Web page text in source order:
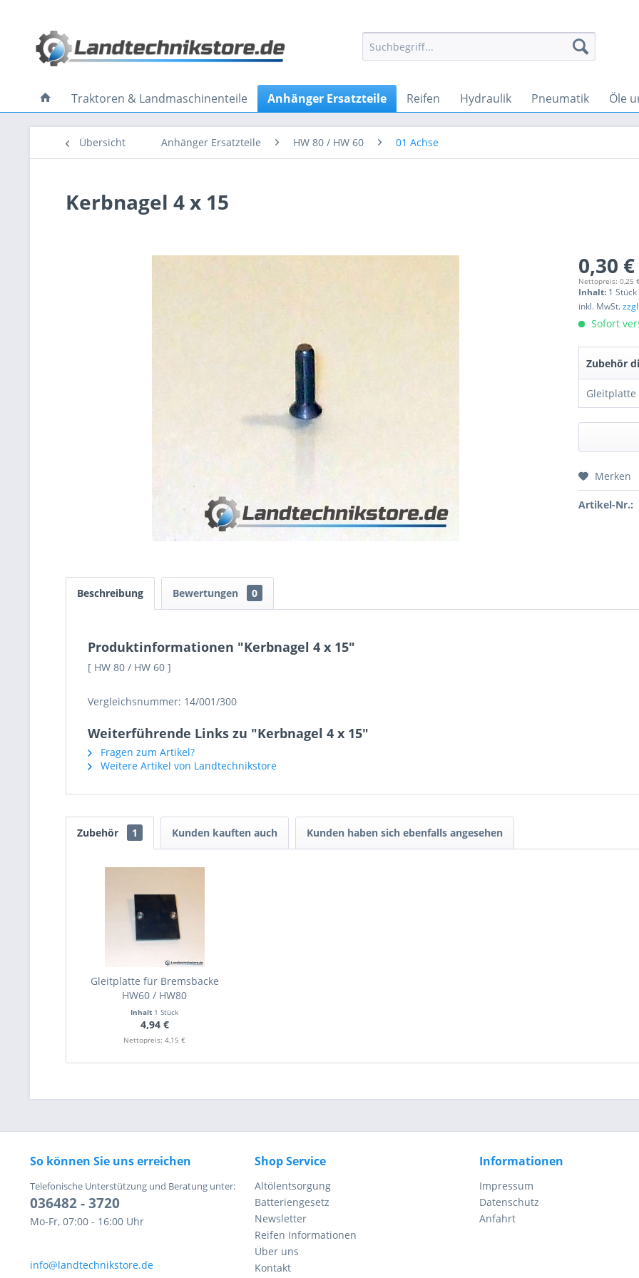
Traktoren & Landmaschinenteile Anhänger Ersatzteile Reifen Hydraulik Pneumatik Öle
Übersicht Anhänger Ersatzteile HW 80 / HW 60 01 Achse
Kerbnagel 4 x 15
0,30
Nettopreis: 0,25
Inhalt: 1 Stück
inkl. MwSt.
Sofort
Zubehör
Preis
Merken
Artikel-Nr.:
Beschreibung Bewertungen 0
Produktinformationen "Kerbnagel 4 x 15"
[ HW 80 / HW 60 ]
Vergleichsnummer: 14/001/300
Weiterführende Links zu "Kerbnagel 4 x 15"
Fragen zum Artikel?
Weitere Artikel von Landtechnikstore
Zubehör 1 Kunden kauften auch Kunden haben sich ebenfalls angesehen
Gleitplatte für Bremsbacke
HW60 / HW80
Inhalt 1 Stück
4,94 €
Nettopreis: 4,15 €
So können Sie uns erreichen
Telefonische Unterstützung und Beratung unter:
036482 - 3720
Mo-Fr, 07:00 - 16:00 Uhr
info@landtechnikstore.de
Shop Service
Altölentsorgung
Batteriengesetz
Newsletter
Reifen Informationen
Über uns
Kontakt
Informationen
Impressum
Datenschutz
Anfahrt